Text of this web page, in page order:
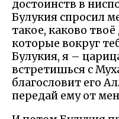
достоинств в
Булукия спросил
такое, каково твоё
которые вокруг
Булукия, я –
встретишься с
благословит его
передай ему от